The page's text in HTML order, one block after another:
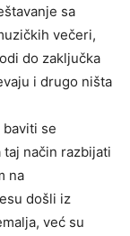
sa
večeri,
do zaključka
i drugo ništa
se
način razbijati
na
došli iz
već su